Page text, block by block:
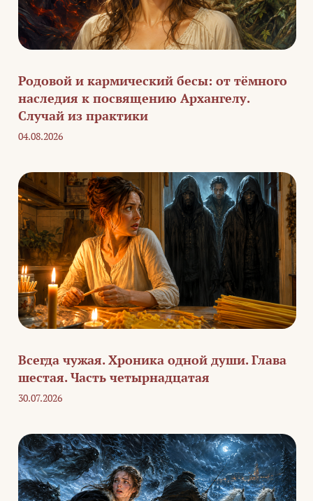
Родовой и кармический бесы: от тёмного
наследия к посвящению Архангелу.
Случай из практики
04.08.2026
Всегда чужая. Хроника одной души. Глава
шестая. Часть четырнадцатая
30.07.2026